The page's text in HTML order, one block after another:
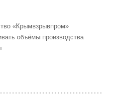
«Крымвзрывпром»
объёмы производства